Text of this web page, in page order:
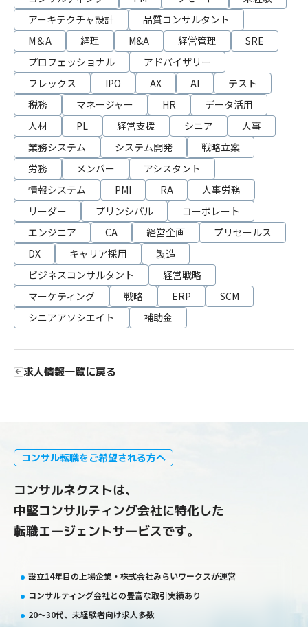
アーキテクチャ設計
品質コンサルタント
M＆A
経理 M&A 経営管理
SRE
プロフェッショナル
アドバイザリー
フレックス
IPO AX AI
テスト
税務
マネージャー HR
データ活用
人材
PL 経営支援 シニア
人事
業務システム
システム開発
戦略立案
労務
メンバー
アシスタント
情報システム
PMI RA
人事労務
リーダー
プリンシパル
コーポレート
エンジニア
CA 経営企画
プリセールス
DX
キャリア採用
製造
ビジネスコンサルタント
経営戦略
マーケティング
戦略 ERP
SCM
シニアアソシエイト
補助金
求人情報一覧に戻る
コンサル転職をご希望される方へ
コンサルネクストは、
中堅コンサルティング会社に特化した
転職エージェントサービスです。
設立14年目の上場企業・株式会社みらいワークスが運営
コンサルティング会社との豊富な取引実績あり
20〜30代、未経験者向け求人多数